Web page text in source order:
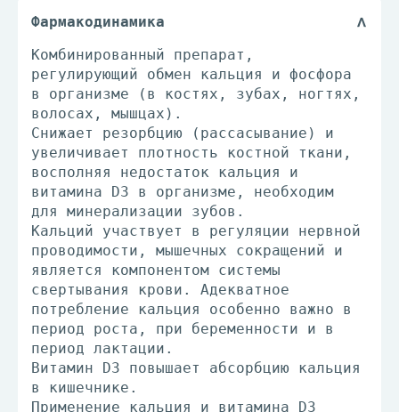
Фармакодинамика
Комбинированный препарат,
регулирующий обмен кальция и фосфора
в организме (в костях, зубах, ногтях,
волосах, мышцах).
Снижает резорбцию (рассасывание) и
увеличивает плотность костной ткани,
восполняя недостаток кальция и
витамина D3 в организме, необходим
для минерализации зубов.
Кальций участвует в регуляции нервной
проводимости, мышечных сокращений и
является компонентом системы
свертывания крови. Адекватное
потребление кальция особенно важно в
период роста, при беременности и в
период лактации.
Витамин D3 повышает абсорбцию кальция
в кишечнике.
Применение кальция и витамина D3